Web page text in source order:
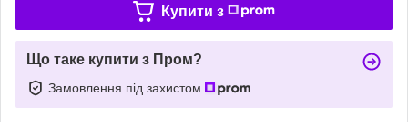
Купити з
Що таке купити з Пром?
Замовлення під захистом